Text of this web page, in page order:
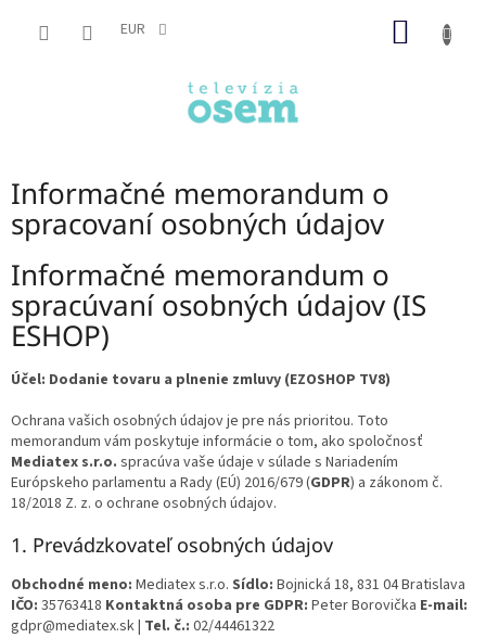
EUR
Informačné memorandum o
spracovaní osobných údajov
Informačné memorandum o
spracúvaní osobných údajov (IS
ESHOP)
Účel: Dodanie tovaru a plnenie zmluvy (EZOSHOP TV8)
Ochrana vašich osobných údajov je pre nás prioritou. Toto
memorandum vám poskytuje informácie o tom, ako spoločnosť
Mediatex s.r.o. spracúva vaše údaje v súlade s Nariadením
Európskeho parlamentu a Rady (EÚ) 2016/679 (GDPR) a zákonom č.
18/2018 Z. z. o ochrane osobných údajov.
1. Prevádzkovateľ osobných údajov
Obchodné meno: Mediatex s.r.o. Sídlo: Bojnická 18, 831 04 Bratislava
IČO: 35763418 Kontaktná osoba pre GDPR: Peter Borovička E-mail:
gdpr@mediatex.sk | Tel. č.: 02/44461322